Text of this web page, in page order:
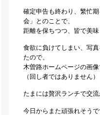
確定申告も終わり、繁忙
会」とのことで、
距離を保ちつつ、皆で美味
食欲に負けてしまい、写
たので、
木曽路ホームページの画像
（回し者ではありません）
たまには贅沢ランチで交流
今日からまた頑張れそうで